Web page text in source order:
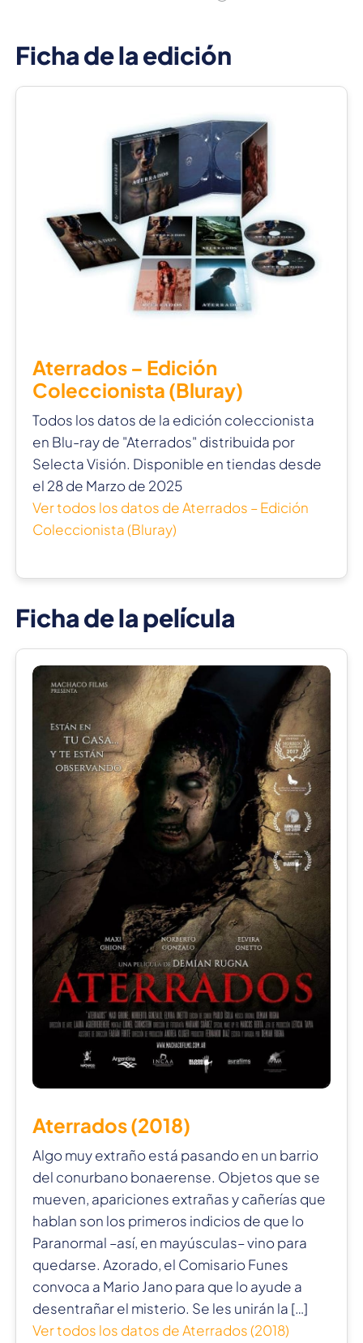
Ficha de la edición
Aterrados – Edición
Coleccionista (Bluray)
Todos los datos de la edición coleccionista
en Blu-ray de "Aterrados" distribuida por
Selecta Visión. Disponible en tiendas desde
el 28 de Marzo de 2025
Ver todos los datos de Aterrados – Edición
Coleccionista (Bluray)
Ficha de la película
Aterrados (2018)
Algo muy extraño está pasando en un barrio
del conurbano bonaerense. Objetos que se
mueven, apariciones extrañas y cañerías que
hablan son los primeros indicios de que lo
Paranormal –así, en mayúsculas– vino para
quedarse. Azorado, el Comisario Funes
convoca a Mario Jano para que lo ayude a
desentrañar el misterio. Se les unirán la […]
Ver todos los datos de Aterrados (2018)